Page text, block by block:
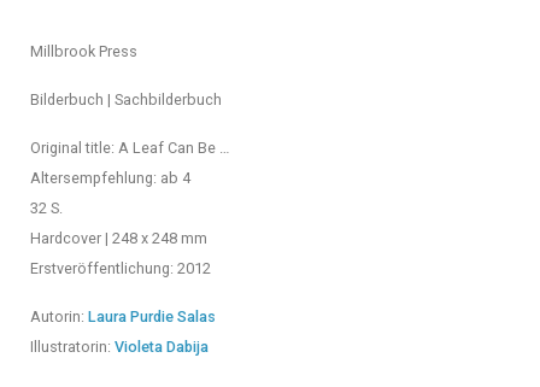
Millbrook Press
Bilderbuch | Sachbilderbuch
Original title: A Leaf Can Be …
Altersempfehlung: ab 4
32 S.
Hardcover | 248 x 248 mm
Erstveröffentlichung: 2012
Autorin: Laura Purdie Salas
Illustratorin: Violeta Dabija